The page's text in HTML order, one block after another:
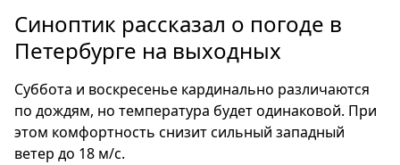
Россия
Мир
Еда
Туризм
Мода
Синоптик рассказал о погоде в
Петербурге на выходных
Суббота и воскресенье кардинально различаются
по дождям, но температура будет одинаковой. При
этом комфортность снизит сильный западный
ветер до 18 м/с.